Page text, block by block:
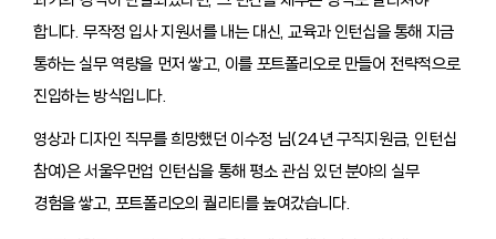
합니다. 무작정 입사 지원서를 내는 대신, 교육과 인턴십을 통해 지금
통하는 실무 역량을 먼저 쌓고, 이를 포트폴리오로 만들어 전략적으로
진입하는 방식입니다.
영상과 디자인 직무를 희망했던 이수정 님(24년 구직지원금, 인턴십
참여)은 서울우먼업 인턴십을 통해 평소 관심 있던 분야의 실무
경험을 쌓고, 포트폴리오의 퀄리티를 높여갔습니다.